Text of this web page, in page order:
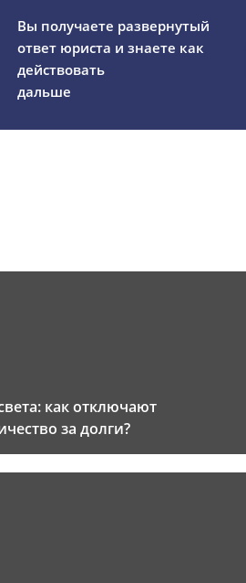
Вы получаете развернутый
ответ юриста и знаете как
действовать
дальше
как отключают
за долги?